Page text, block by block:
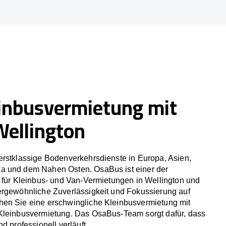
mit
Bodenverkehrsdienste in Europa, Asien,
und dem Nahen Osten. OsaBus ist einer der
Kleinbus- und Van-Vermietungen in Wellington und
Zuverlässigkeit und Fokussierung auf
Sie eine erschwingliche Kleinbusvermietung mit
Das OsaBus-Team sorgt dafür, dass